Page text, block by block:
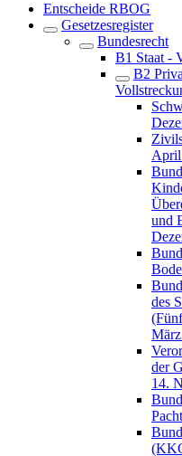
Entscheide RBOG
Gesetzesregister
Bundesrecht
B1 Staat -
B2
und
des
März
der
14.